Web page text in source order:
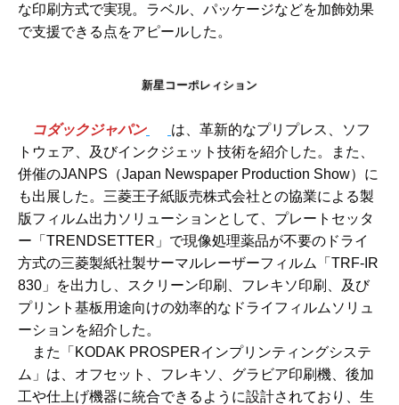
な印刷方式で実現。ラベル、パッケージなどを加飾効果
で支援できる点をアピールした。
新星コーポレィション
コダックジャパン
は、革新的なプリプレス、ソフ
トウェア、及びインクジェット技術を紹介した。また、
併催のJANPS（Japan Newspaper Production Show）に
も出展した。三菱王子紙販売株式会社との協業による製
版フィルム出力ソリューションとして、プレートセッタ
ー「TRENDSETTER」で現像処理薬品が不要のドライ
方式の三菱製紙社製サーマルレーザーフィルム「TRF-IR
830」を出力し、スクリーン印刷、フレキソ印刷、及び
プリント基板用途向けの効率的なドライフィルムソリュ
ーションを紹介した。
また「KODAK PROSPERインプリンティングシステ
ム」は、オフセット、フレキソ、グラビア印刷機、後加
工や仕上げ機器に統合できるように設計されており、生